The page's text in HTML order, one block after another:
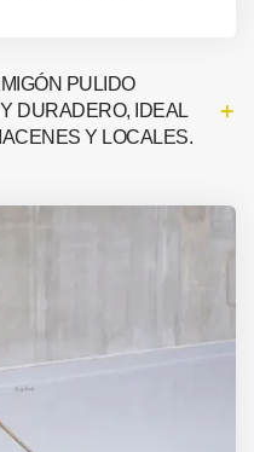
PULIDO
DURADERO, IDEAL
Y LOCALES.